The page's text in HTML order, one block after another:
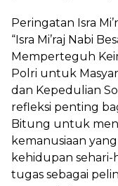
Peringatan Isra
“Isra Mi’raj Nabi
Memperteguh
Polri untuk
dan Kepedulian
refleksi penting
Bitung untuk
kemanusiaan
kehidupan sehari-
tugas sebagai